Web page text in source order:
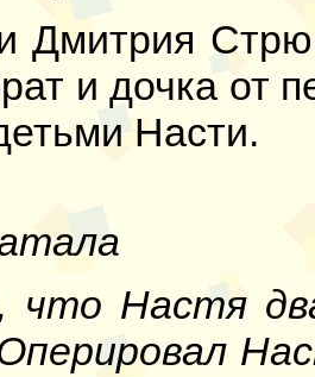
Дмитрия
и дочка от
Насти.
что Настя